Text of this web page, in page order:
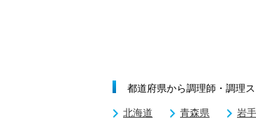
都道府県から調理師・調理
北海道 青森県 岩